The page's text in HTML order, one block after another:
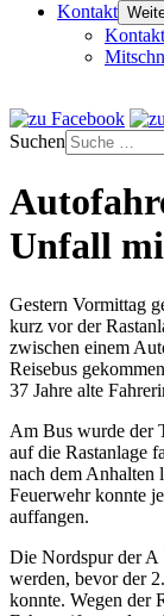
Kontakt
Suchen
Unfall
Gestern Vormittag
kurz vor der
zwischen einem
Reisebus
37 Jahre alte
Am Bus wurde der
auf die Rastanlage
nach dem Anhalten
Feuerwehr konnte
auffangen.
Die Nordspur der A
werden, bevor der
konnte. Wegen der